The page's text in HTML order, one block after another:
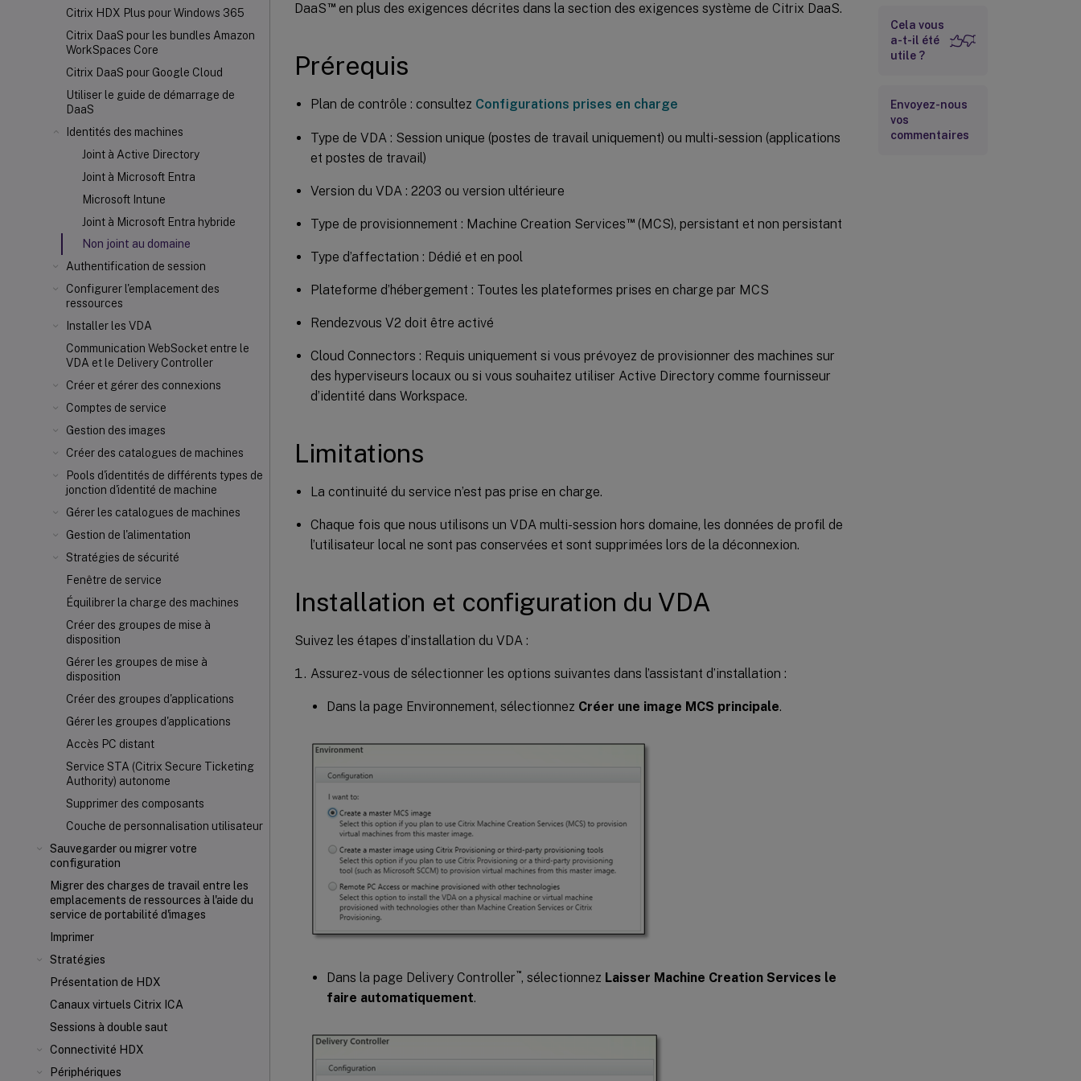
Citrix HDX Plus pour Windows 365
Citrix DaaS pour les bundles Amazon
WorkSpaces Core
Citrix DaaS pour Google Cloud
Utiliser le guide de démarrage de
DaaS
Identités des machines
Joint à Active Directory
Joint à Microsoft Entra
Microsoft Intune
Joint à Microsoft Entra hybride
Non joint au domaine
Authentification de session
Configurer l'emplacement des
ressources
Installer les VDA
Communication WebSocket entre le
VDA et le Delivery Controller
Créer et gérer des connexions
Comptes de service
Gestion des images
Créer des catalogues de machines
Pools d'identités de différents types de
jonction d'identité de machine
Gérer les catalogues de machines
Gestion de l'alimentation
Stratégies de sécurité
Fenêtre de service
Équilibrer la charge des machines
Créer des groupes de mise à
disposition
Gérer les groupes de mise à
disposition
Créer des groupes d'applications
Gérer les groupes d'applications
Accès PC distant
Service STA (Citrix Secure Ticketing
Authority) autonome
Supprimer des composants
Couche de personnalisation utilisateur
Sauvegarder ou migrer votre
configuration
Migrer des charges de travail entre les
emplacements de ressources à l'aide du
service de portabilité d'images
Imprimer
Stratégies
Présentation de HDX
Canaux virtuels Citrix ICA
Sessions à double saut
Connectivité HDX
Périphériques
DaaS™en plus des exigences décrites dans la section des exigences système de Citrix DaaS.
Prérequis
Plan de contrôle : consultez Configurations prises en charge
Type de VDA : Session unique (postes de travail uniquement) ou multi-session (applications
et postes de travail)
Version du VDA : 2203 ou version ultérieure
Type de provisionnement : Machine Creation Services™(MCS), persistant et non persistant
Type d’affectation : Dédié et en pool
Plateforme d’hébergement : Toutes les plateformes prises en charge par MCS
Rendezvous V2 doit être activé
Cloud Connectors : Requis uniquement si vous prévoyez de provisionner des machines sur
des hyperviseurs locaux ou si vous souhaitez utiliser Active Directory comme fournisseur
d’identité dans Workspace.
Limitations
La continuité du service n’est pas prise en charge.
Chaque fois que nous utilisons un VDA multi-session hors domaine, les données de profil de
l’utilisateur local ne sont pas conservées et sont supprimées lors de la déconnexion.
Installation et configuration du VDA
Suivez les étapes d’installation du VDA :
Assurez-vous de sélectionner les options suivantes dans l’assistant d’installation :
Dans la page Environnement, sélectionnez Créer une image MCS principale.
Dans la page Delivery Controller ™, sélectionnez Laisser Machine Creation Services le
faire automatiquement.
Cela vous
a-t-il été
utile ?
Envoyez-nous
vos
commentaires